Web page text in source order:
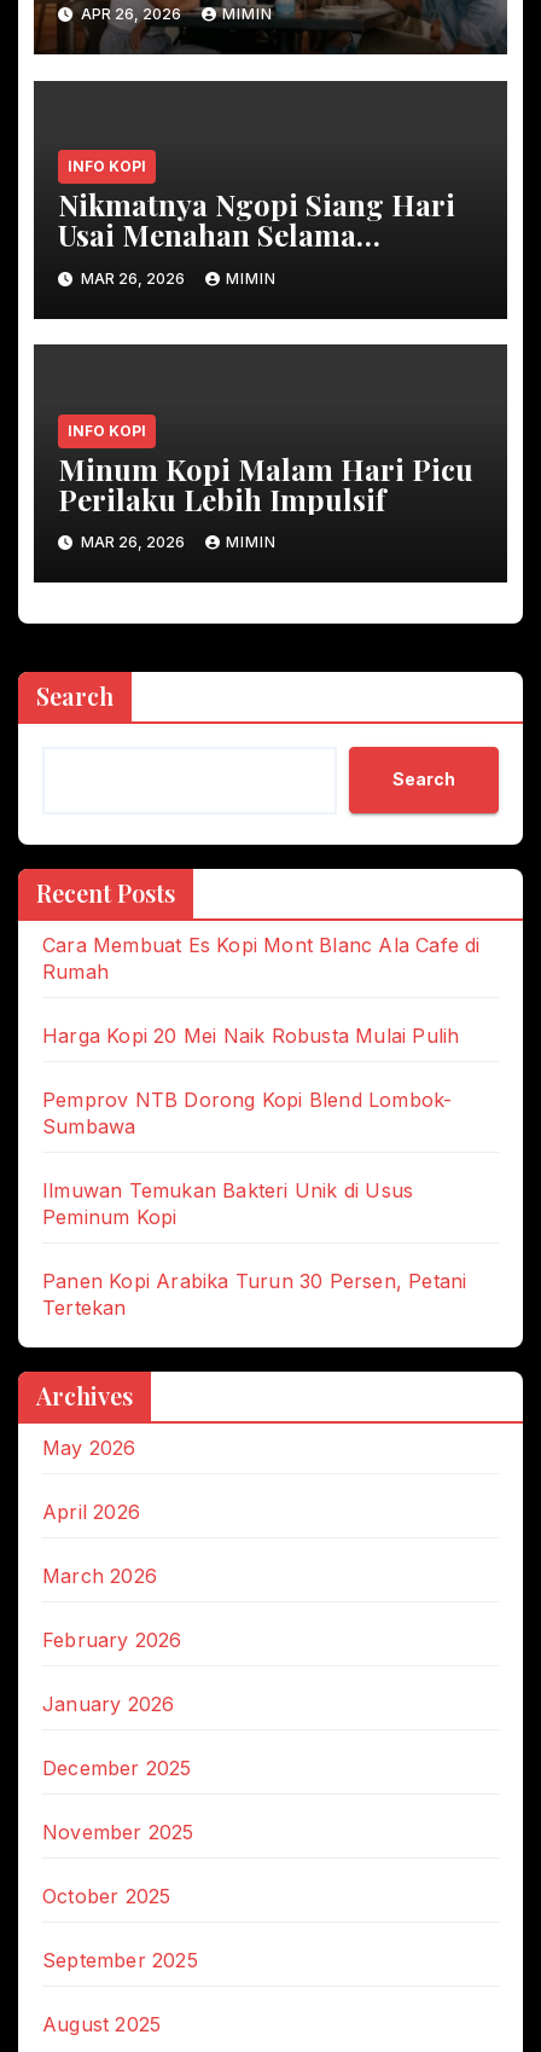
APR 26, 2026 MIMIN
INFO KOPI
Nikmatnya Ngopi Siang Hari
Usai Menahan Selama
Ramadan
MAR 26, 2026 MIMIN
INFO KOPI
Minum Kopi Malam Hari Picu
Perilaku Lebih Impulsif
MAR 26, 2026 MIMIN
Search
Search
Recent Posts
Cara Membuat Es Kopi Mont Blanc Ala Cafe di
Rumah
Harga Kopi 20 Mei Naik Robusta Mulai Pulih
Pemprov NTB Dorong Kopi Blend Lombok-
Sumbawa
Ilmuwan Temukan Bakteri Unik di Usus
Peminum Kopi
Panen Kopi Arabika Turun 30 Persen, Petani
Tertekan
Archives
May 2026
April 2026
March 2026
February 2026
January 2026
December 2025
November 2025
October 2025
September 2025
August 2025